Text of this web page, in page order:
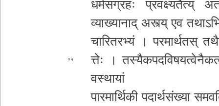
ध­र्म­सं­ग्र­हः प्र­व­क्ष्य­तै­त्य्
व्याख्यानाद् अस्त्य् एव
चा­रि­त­र­भ्यं । प­र­मा­र्थ­त­स्
०५
त्तेः ।
व­स्था­यां
पारमार्थिकी प­दा­र्थ­सं­ख्या